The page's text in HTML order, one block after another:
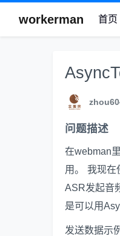
workerman 首页
问题描述
在webman
用。 我现在
ASR发起音
是可以用
发送数据示